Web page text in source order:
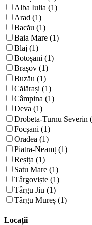
Alba Iulia (1)
Arad (1)
Bacău (1)
Baia Mare (1)
Blaj (1)
Botoșani (1)
Brașov (1)
Buzău (1)
Călărași (1)
Câmpina (1)
Deva (1)
Drobeta-Turnu Severin
Focșani (1)
Oradea (1)
Piatra-Neamț (1)
Reșița (1)
Satu Mare (1)
Târgoviște (1)
Târgu Jiu (1)
Târgu Mureș (1)
Locații